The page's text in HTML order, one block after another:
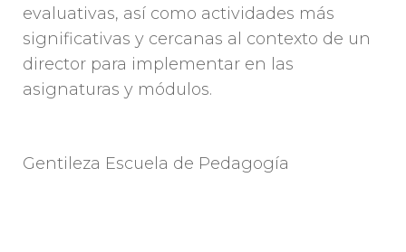
evaluativas, así como actividades más
significativas y cercanas al contexto de un
director para implementar en las
asignaturas y módulos.
Gentileza Escuela de Pedagogía